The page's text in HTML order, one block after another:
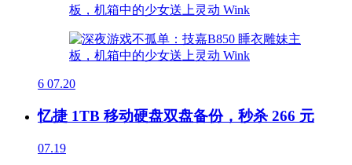
6 07.20
忆捷 1TB 移动硬盘双盘备份，秒杀 266 元
07.19